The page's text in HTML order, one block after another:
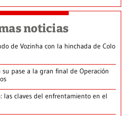
noticias
de Vozinha con la hinchada de Colo
su pase a la gran final de Operación
las claves del enfrentamiento en el